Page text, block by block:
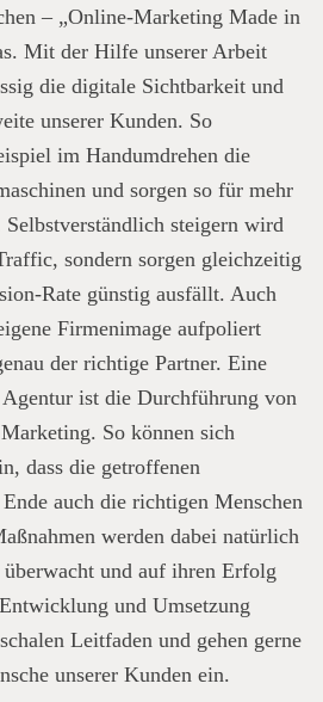
– „Online-Marketing Made in
Mit der Hilfe unserer Arbeit
die digitale Sichtbarkeit und
unserer Kunden. So
im Handumdrehen die
und sorgen so für mehr
Selbstverständlich steigern wird
sondern sorgen gleichzeitig
Rate günstig ausfällt. Auch
Firmenimage aufpoliert
der richtige Partner. Eine
ist die Durchführung von
So können sich
dass die getroffenen
auch die richtigen Menschen
werden dabei natürlich
und auf ihren Erfolg
und Umsetzung
Leitfaden und gehen gerne
unserer Kunden ein.